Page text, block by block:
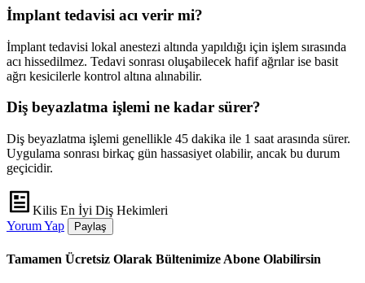
İmplant tedavisi acı verir mi?
İmplant tedavisi lokal anestezi altında yapıldığı için işlem sırasında
acı hissedilmez. Tedavi sonrası oluşabilecek hafif ağrılar ise basit
ağrı kesicilerle kontrol altına alınabilir.
Diş beyazlatma işlemi ne kadar sürer?
Diş beyazlatma işlemi genellikle 45 dakika ile 1 saat arasında sürer.
Uygulama sonrası birkaç gün hassasiyet olabilir, ancak bu durum
geçicidir.
Kilis En İyi Diş Hekimleri
Yorum Yap
Paylaş
Tamamen Ücretsiz Olarak Bültenimize Abone Olabilirsin